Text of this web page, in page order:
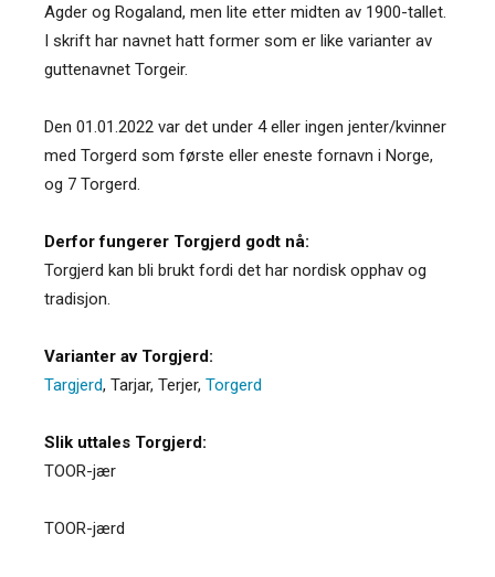
Agder og Rogaland, men lite etter midten av 1900-tallet.
I skrift har navnet hatt former som er like varianter av
guttenavnet Torgeir.
Den 01.01.2022 var det under 4 eller ingen jenter/kvinner
med Torgerd som første eller eneste fornavn i Norge,
og 7 Torgerd.
Derfor fungerer Torgjerd godt nå:
Torgjerd kan bli brukt fordi det har nordisk opphav og
tradisjon.
Varianter av Torgjerd:
Targjerd, Tarjar, Terjer, Torgerd
Slik uttales Torgjerd:
TOOR-jær
TOOR-jærd